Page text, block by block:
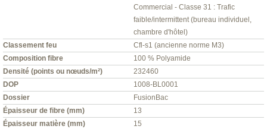
Commercial - Classe 31 : Trafic
faible/intermittent (bureau individuel,
chambre d'hôtel)
Classement feu
Cfl-s1 (ancienne norme M3)
Composition fibre
100 % Polyamide
Densité (points ou nœuds/m²)
232460
DOP
1008-BL0001
Dossier
FusionBac
Épaisseur de fibre (mm)
13
Épaisseur matière (mm)
15